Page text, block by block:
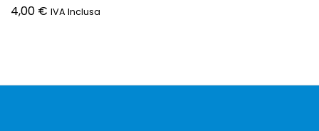
4,00 € IVA Inclusa